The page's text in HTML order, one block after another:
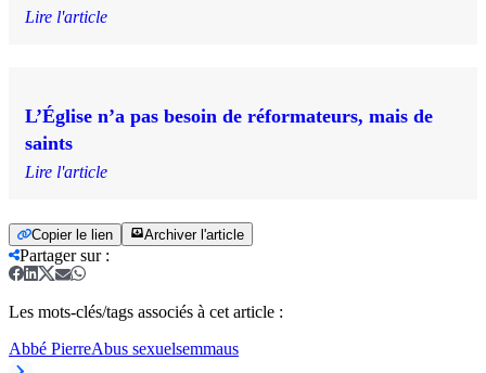
Lire l'article
L’Église n’a pas besoin de réformateurs, mais de
saints
Lire l'article
Copier le lien Archiver l'article
Partager sur:
Les mots-clés/tags associés à cet article :
Abbé PierreAbus sexuelsemmaus